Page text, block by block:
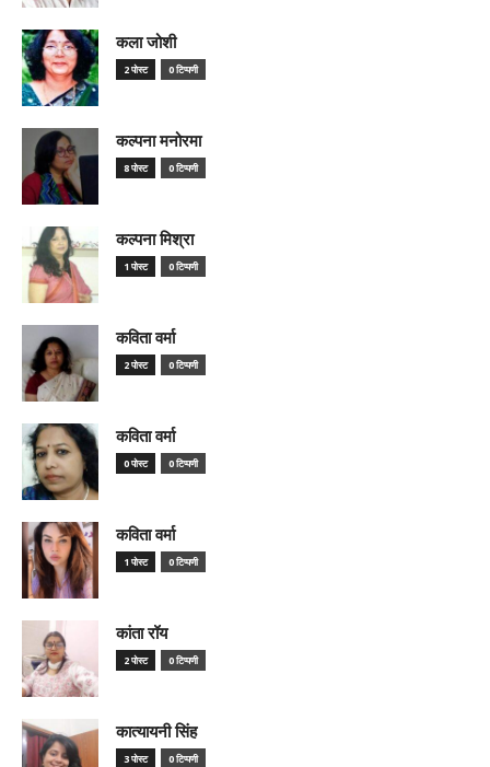
कला जोशी
2 पोस्ट 0 टिप्पणी
कल्पना मनोरमा
8 पोस्ट 0 टिप्पणी
कल्पना मिश्रा
1 पोस्ट 0 टिप्पणी
कविता वर्मा
2 पोस्ट 0 टिप्पणी
कविता वर्मा
0 पोस्ट 0 टिप्पणी
कविता वर्मा
1 पोस्ट 0 टिप्पणी
कांता रॉय
2 पोस्ट 0 टिप्पणी
कात्यायनी सिंह
3 पोस्ट 0 टिप्पणी